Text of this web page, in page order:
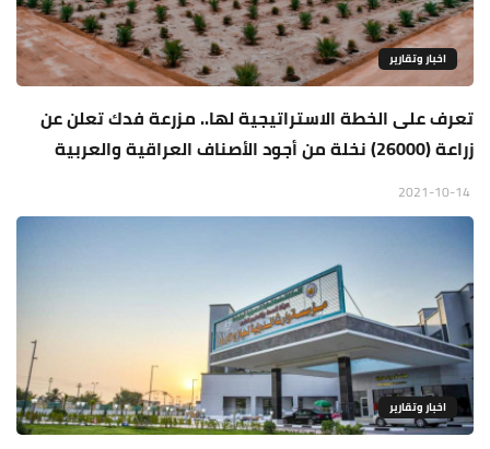
اخبار وتقارير
تعرف على الخطة الاستراتيجية لها.. مزرعة فدك تعلن عن
زراعة (26000) نخلة من أجود الأصناف العراقية والعربية
اخبار وتقارير